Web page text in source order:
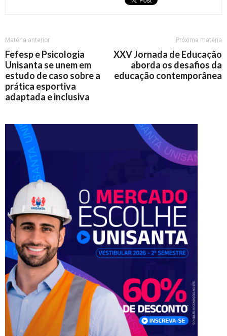
Matéria anterior
Fefesp e Psicologia
Unisanta se unem em
estudo de caso sobre a
prática esportiva
adaptada e inclusiva
Próxima matéria
XXV Jornada de Educação
aborda os desafios da
educação contemporânea